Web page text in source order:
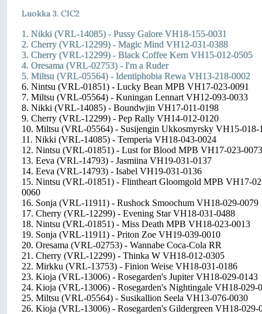
Luokka 3. CIC2
1. Nikki (VRL-14085) - Pussy Galore VH18-155-0031
2. Cherry (VRL-12299) - Magic Mind VH12-031-0388
3. Cherry (VRL-12299) - Black Coffee Kern VH15-012-0505
4. Oresama (VRL-02753) - I'm a Ruder
5. Miltsu (VRL-05564) - Identiphobia Rewa VH13-218-0002
6. Nintsu (VRL-01851) - Lucky Bean MPB VH17-023-0091
7. Miltsu (VRL-05564) - Kuningan Lennart VH12-093-0033
8. Nikki (VRL-14085) - Boundwjin VH17-011-0198
9. Cherry (VRL-12299) - Pep Rally VH14-012-0120
10. Miltsu (VRL-05564) - Susijengin Ukkosmyrsky VH15-018-
11. Nikki (VRL-14085) - Temperia VH18-043-0024
12. Nintsu (VRL-01851) - Lust for Blood MPB VH17-023-0073
13. Eeva (VRL-14793) - Jasmiina VH19-031-0137
14. Eeva (VRL-14793) - Isabel VH19-031-0136
15. Nintsu (VRL-01851) - Flintheart Gloomgold MPB VH17-
0060
16. Sonja (VRL-11911) - Rushock Smoochum VH18-029-0079
17. Cherry (VRL-12299) - Evening Star VH18-031-0488
18. Nintsu (VRL-01851) - Miss Death MPB VH18-023-0013
19. Sonja (VRL-11911) - Priton Zoe VH19-039-0010
20. Oresama (VRL-02753) - Wannabe Coca-Cola RR
21. Cherry (VRL-12299) - Thinka W VH18-012-0305
22. Mirkku (VRL-13753) - Finion Weise VH18-031-0186
23. Kioja (VRL-13006) - Rosegarden's Jupiter VH18-029-0143
24. Kioja (VRL-13006) - Rosegarden's Nightingale VH18-029-
25. Miltsu (VRL-05564) - Susikallion Seela VH13-076-0030
26. Kioja (VRL-13006) - Rosegarden's Gildergreen VH18-029-